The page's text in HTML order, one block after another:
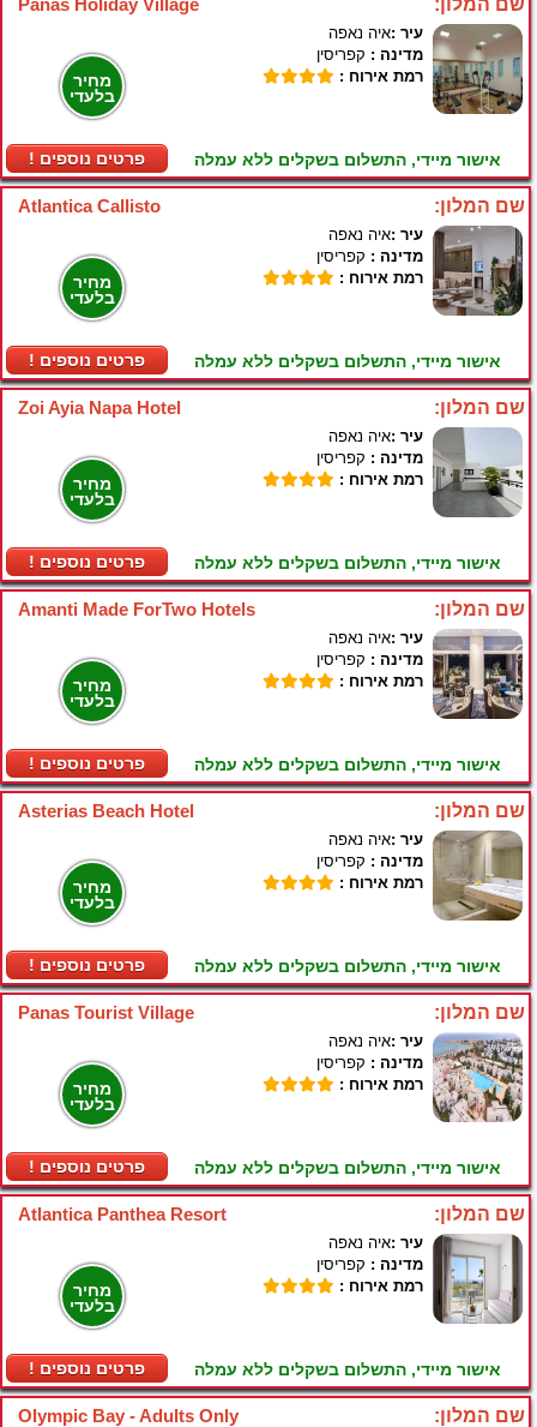
Panas Holiday Village שם המלון:
מחיר
בלעדי
! פרטים נוספים
עיר :איה נאפה
מדינה : קפריסין
רמת אירוח :
אישור מיידי, התשלום בשקלים ללא עמלה
Atlantica Callisto שם המלון:
מחיר
בלעדי
! פרטים נוספים
עיר :איה נאפה
מדינה : קפריסין
רמת אירוח :
אישור מיידי, התשלום בשקלים ללא עמלה
Zoi Ayia Napa Hotel שם המלון:
מחיר
בלעדי
! פרטים נוספים
עיר :איה נאפה
מדינה : קפריסין
רמת אירוח :
אישור מיידי, התשלום בשקלים ללא עמלה
Amanti Made ForTwo Hotels שם המלון:
מחיר
בלעדי
! פרטים נוספים
עיר :איה נאפה
מדינה : קפריסין
רמת אירוח :
אישור מיידי, התשלום בשקלים ללא עמלה
Asterias Beach Hotel שם המלון:
מחיר
בלעדי
! פרטים נוספים
עיר :איה נאפה
מדינה : קפריסין
רמת אירוח :
אישור מיידי, התשלום בשקלים ללא עמלה
Panas Tourist Village שם המלון:
מחיר
בלעדי
! פרטים נוספים
עיר :איה נאפה
מדינה : קפריסין
רמת אירוח :
אישור מיידי, התשלום בשקלים ללא עמלה
Atlantica Panthea Resort שם המלון:
מחיר
בלעדי
! פרטים נוספים
עיר :איה נאפה
מדינה : קפריסין
רמת אירוח :
אישור מיידי, התשלום בשקלים ללא עמלה
Olympic Bay - Adults Only שם המלון: